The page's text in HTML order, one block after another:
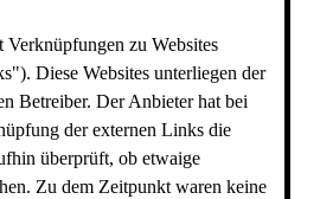
Verknüpfungen zu Websites
Diese Websites unterliegen der
Betreiber. Der Anbieter hat bei
der externen Links die
überprüft, ob etwaige
Zu dem Zeitpunkt waren keine